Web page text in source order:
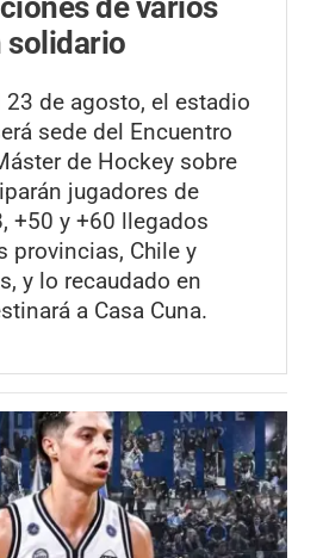
de varios
solidario
23 de agosto, el estadio
sede del Encuentro
de Hockey sobre
jugadores de
+50 y +60 llegados
provincias, Chile y
y lo recaudado en
a Casa Cuna.